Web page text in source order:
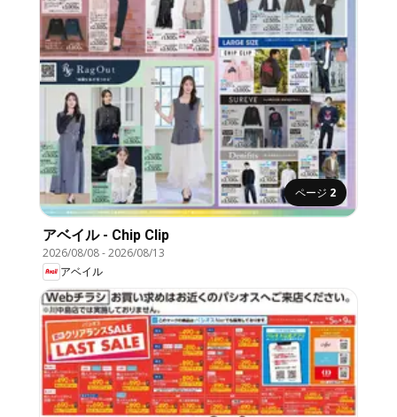
ページ 2
アベイル - Chip Clip
2026/08/08-2026/08/13
アベイル